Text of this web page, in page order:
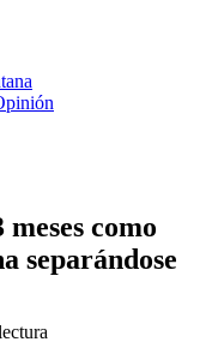
como
separándose